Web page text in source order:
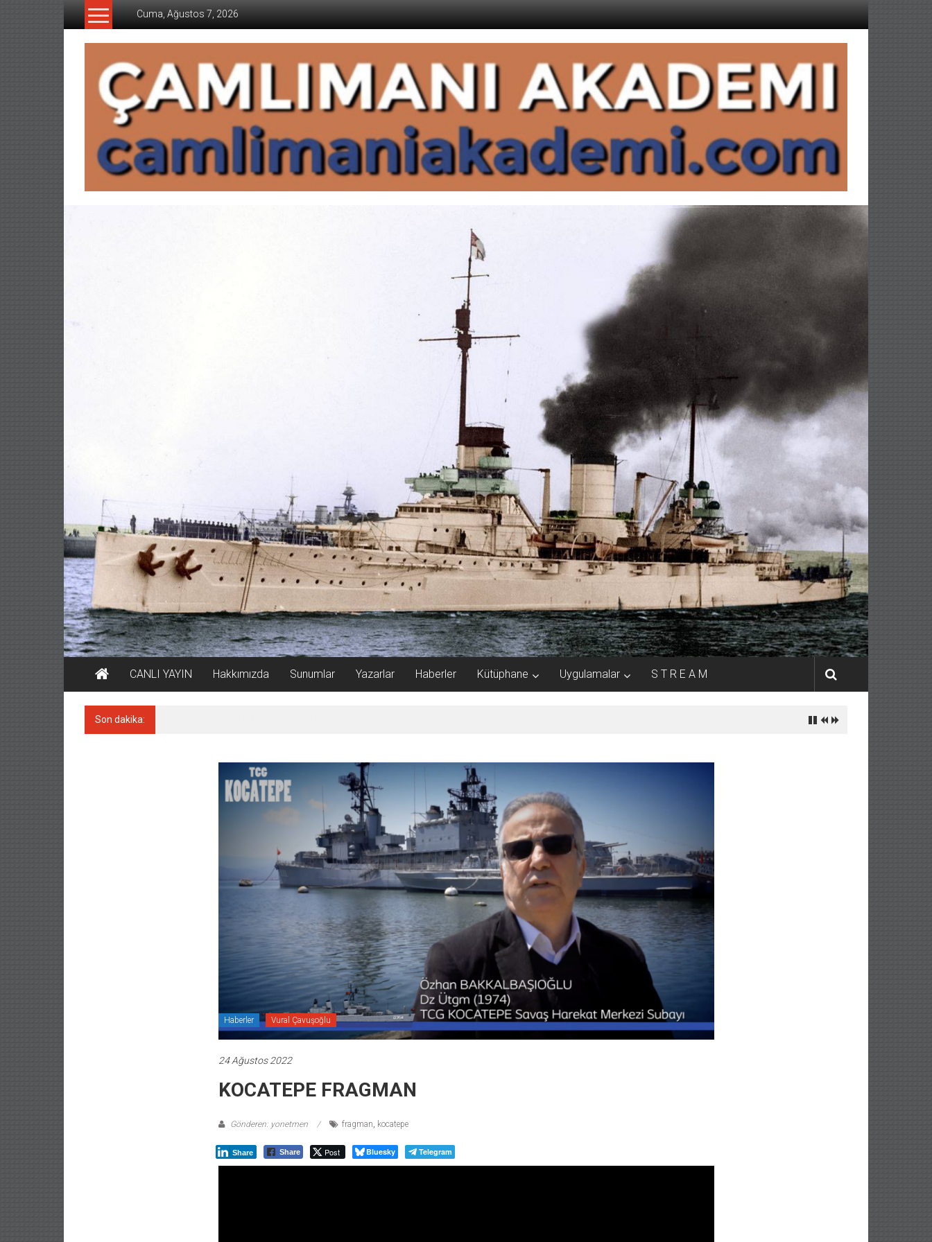
İçeriğe
Cuma, Ağustos 7, 2026
CAMLIMANI
AKADEMI
CANLI YAYIN Hakkımızda Sunumlar Yazarlar Haberler Kütüphane Uygulamalar S T R E A M
Son dakika:
Haberler Vural Çavuşoğlu
24 Ağustos 2022
KOCATEPE FRAGMAN
Gönderen: yonetmen fragman kocatepe
Share Share Post Bluesky Telegram